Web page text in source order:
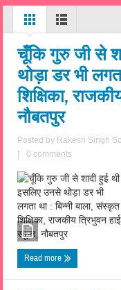
चूँकि गुरु जी से
थोड़ा डर भी
शिक्षिका,
नौबतपुर
Posted by Rakesh Singh
0 comments
Read more